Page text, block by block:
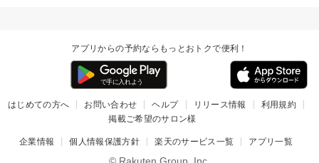
アプリからの予約ならもっとおトクで便利！
はじめての方へ お問い合わせ ヘルプ リリース情報
利用規約
掲載ご希望のサロン様
企業情報 個人情報保護方針 楽天のサービス一覧 アプリ一覧
© Rakuten Group, Inc.